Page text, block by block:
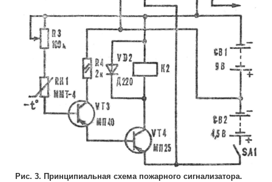
Рис. 3. Принципиальная схема пожарного сигнализатора.